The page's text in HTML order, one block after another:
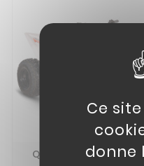
Quad Enfant Kayo
Ce
donne